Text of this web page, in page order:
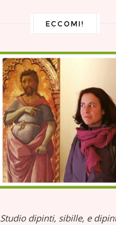
ECCOMI!
Studio dipinti, sibille, e